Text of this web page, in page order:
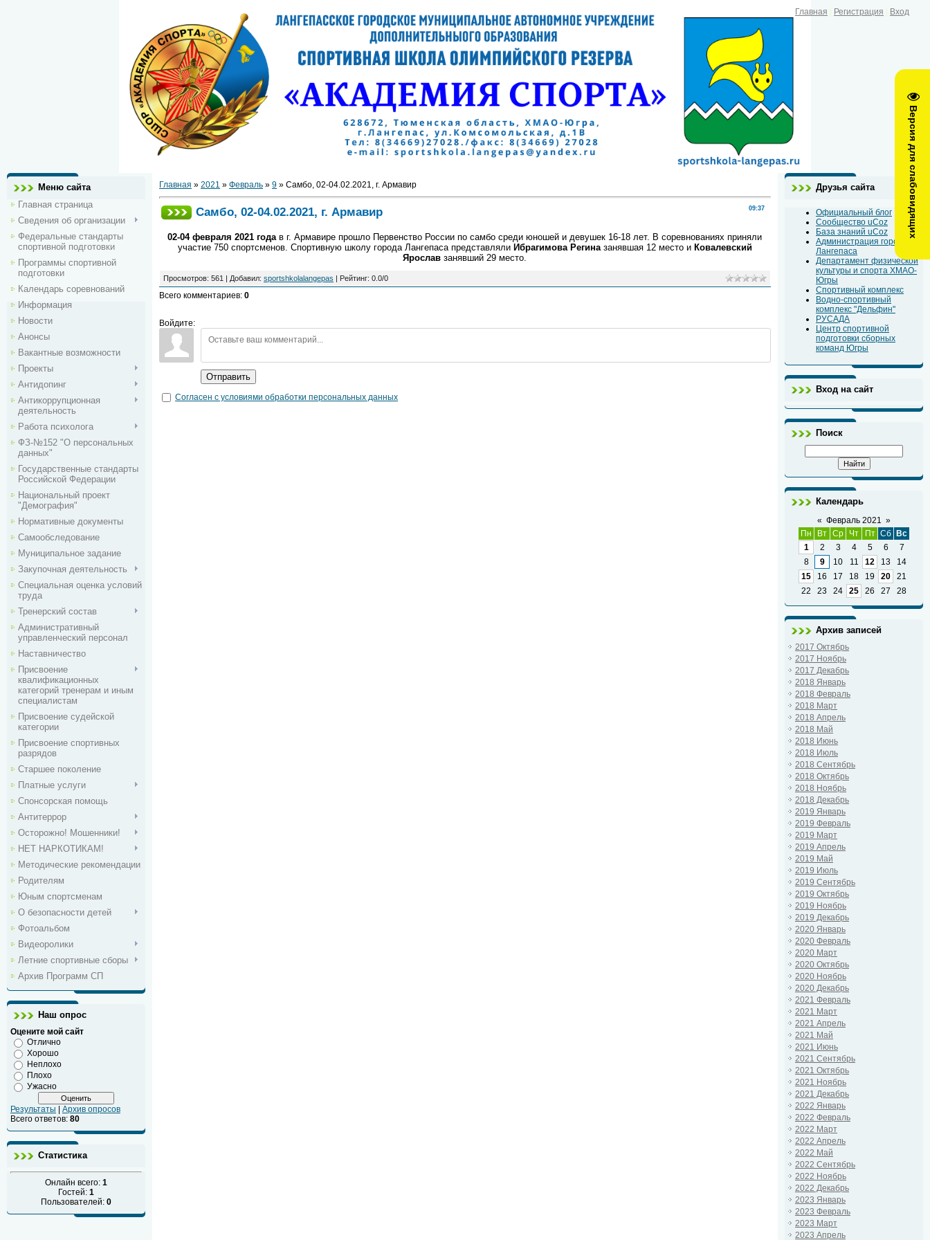
Версия для слабовидящих
Главная Регистрация Вход
Меню сайта
Главная страница
Сведения об организации
Федеральные стандарты
спортивной подготовки
Программы спортивной
подготовки
Календарь соревнований
Информация
Новости
Анонсы
Вакантные возможности
Проекты
Антидопинг
Антикоррупционная
деятельность
Работа психолога
ФЗ-№152 "О персональных
данных"
Государственные стандарты
Российской Федерации
Национальный проект
"Демография"
Нормативные документы
Самообследование
Муниципальное задание
Закупочная деятельность
Специальная оценка условий
труда
Тренерский состав
Административный
управленческий персонал
Наставничество
Присвоение
квалификационных
категорий тренерам и иным
специалистам
Присвоение судейской
категории
Присвоение спортивных
разрядов
Старшее поколение
Платные услуги
Спонсорская помощь
Антитеррор
Осторожно! Мошенники!
НЕТ НАРКОТИКАМ!
Методические рекомендации
Родителям
Юным спортсменам
О безопасности детей
Фотоальбом
Видеоролики
Летние спортивные сборы
Архив Программ СП
Наш опрос
Оцените мой сайт
Отлично
Хорошо
Неплохо
Плохо
Ужасно
Результаты
Архив опросов
Всего ответов: 80
Статистика
Онлайн всего: 1
Гостей: 1
Пользователей: 0
Главная » 2021 » Февраль » 9 » Самбо, 02-04.02.2021, г. Армавир
09:37
Самбо, 02-04.02.2021, г. Армавир
02-04 февраля 2021 годав г. Армавире прошло Первенство России по самбо среди юношей и девушек 16-18 лет. В соревнованиях приняли
участие 750 спортсменов. Спортивную школу города Лангепаса представляли Ибрагимова Регина занявшая 12 место и Ковалевский
Ярослав занявший 29 место.
Просмотров: 561 | Добавил: sportshkolalangepas | Рейтинг: 0.0/0
Всего комментариев: 0
Войдите:
Отправить
Согласен с условиями обработки персональных данных
Друзья сайта
Официальный блог
Сообщество uCoz
База знаний uCoz
Администрация города
Лангепаса
Департамент физической
культуры и спорта ХМАО-
Югры
Спортивный комплекс
Водно-спортивный
комплекс "Дельфин"
РУСАДА
Центр спортивной
подготовки сборных
команд Югры
Вход на сайт
Поиск
Календарь
« Февраль 2021 »
Пн
Вт Ср Чт Пт Сб
Вс
1
2 3 4 5 6
7
8
9 10 11 12 13
14
15
16 17 18 19 20
21
22
23 24 25 26 27 28
Архив записей
2017 Октябрь
2017 Ноябрь
2017 Декабрь
2018 Январь
2018 Февраль
2018 Март
2018 Апрель
2018 Май
2018 Июнь
2018 Июль
2018 Сентябрь
2018 Октябрь
2018 Ноябрь
2018 Декабрь
2019 Январь
2019 Февраль
2019 Март
2019 Апрель
2019 Май
2019 Июль
2019 Сентябрь
2019 Октябрь
2019 Ноябрь
2019 Декабрь
2020 Январь
2020 Февраль
2020 Март
2020 Октябрь
2020 Ноябрь
2020 Декабрь
2021 Февраль
2021 Март
2021 Апрель
2021 Май
2021 Июнь
2021 Сентябрь
2021 Октябрь
2021 Ноябрь
2021 Декабрь
2022 Январь
2022 Февраль
2022 Март
2022 Апрель
2022 Май
2022 Сентябрь
2022 Ноябрь
2022 Декабрь
2023 Январь
2023 Февраль
2023 Март
2023 Апрель